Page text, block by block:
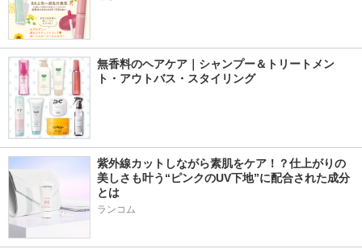
無香料のヘアケア｜シャンプー＆トリートメン
ト・アウトバス・スタイリング
紫外線カットしながら素肌をケア！？仕上がりの
美しさも叶う“ピンクのUV下地”に配合された成分
とは
ランコム